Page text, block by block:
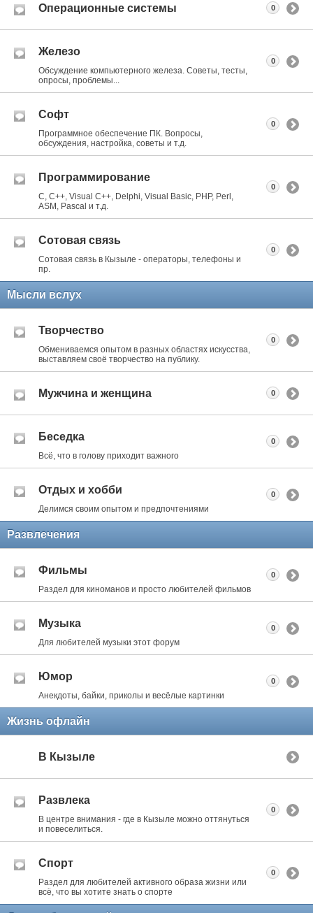
Операционные системы 0
Железо
Обсуждение компьютерного железа. Советы, тесты,
опросы, проблемы...
0
Софт
Программное обеспечение ПК. Вопросы,
обсуждения, настройка, советы и т.д.
0
Программирование
C, C++, Visual C++, Delphi, Visual Basic, PHP, Perl,
ASM, Pascal и т.д.
0
Сотовая связь
Сотовая связь в Кызыле - операторы, телефоны и
пр.
0
Мысли вслух
Творчество
Обмениваемся опытом в разных областях искусства,
выставляем своё творчество на публику.
0
Мужчина и женщина 0
Беседка
Всё, что в голову приходит важного
0
Отдых и хобби
Делимся своим опытом и предпочтениями
0
Развлечения
Фильмы
Раздел для киноманов и просто любителей фильмов
0
Музыка
Для любителей музыки этот форум
0
Юмор
Анекдоты, байки, приколы и весёлые картинки
0
Жизнь офлайн
В Кызыле
Развлека
В центре внимания - где в Кызыле можно оттянуться
и повеселиться.
0
Спорт
Раздел для любителей активного образа жизни или
всё, что вы хотите знать о спорте
0